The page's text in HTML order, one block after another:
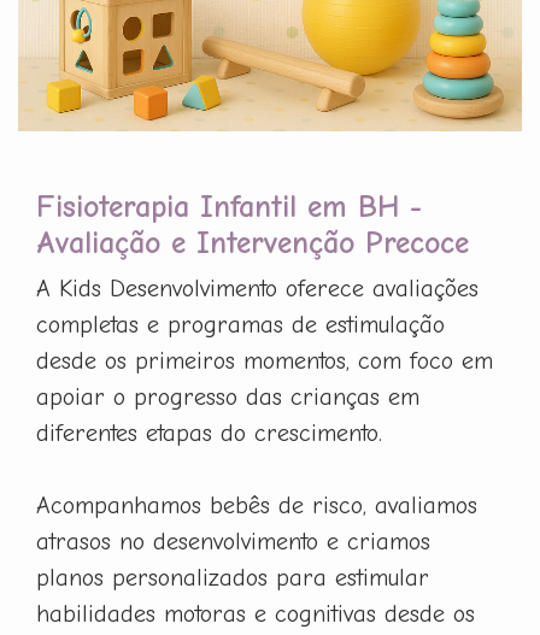
Fisioterapia Infantil em BH -
Avaliação e Intervenção Precoce
A Kids Desenvolvimento oferece avaliações
completas e programas de estimulação
desde os primeiros momentos, com foco em
apoiar o progresso das crianças em
diferentes etapas do crescimento.
Acompanhamos bebês de risco, avaliamos
atrasos no desenvolvimento e criamos
planos personalizados para estimular
habilidades motoras e cognitivas desde os